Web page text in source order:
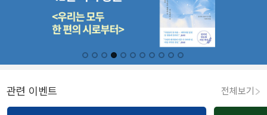
관련 이벤트 전체보기